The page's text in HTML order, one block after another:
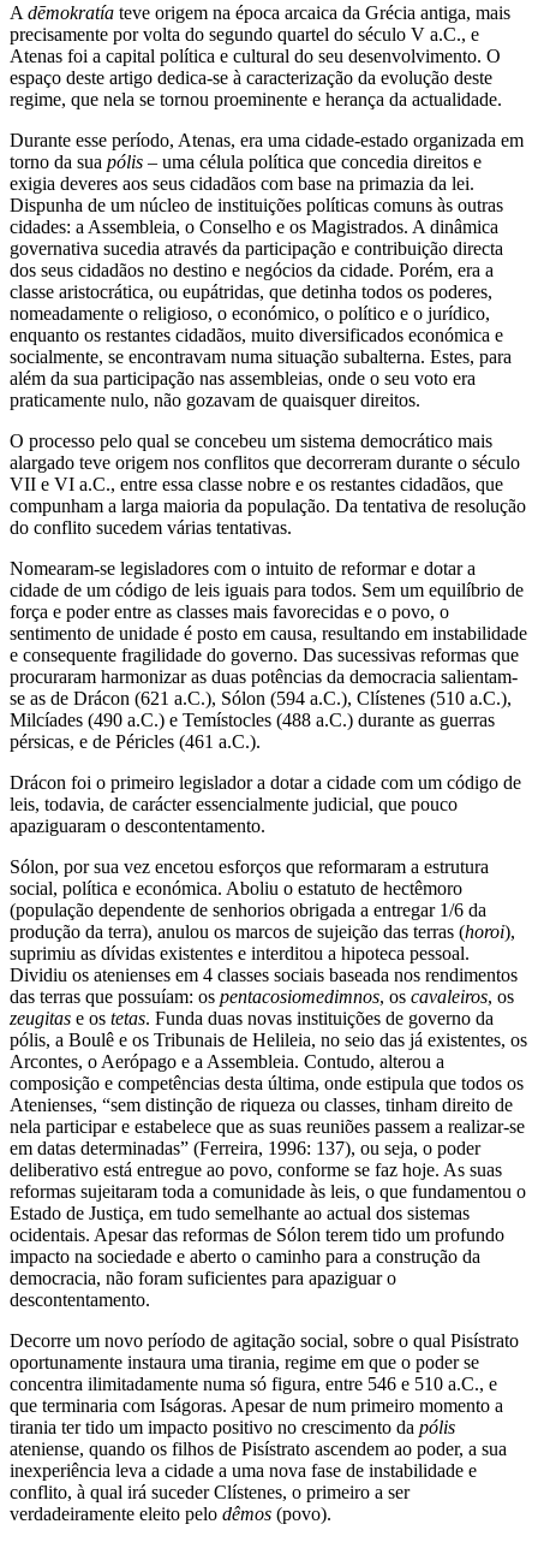
A dēmokratía teve origem na época arcaica da Grécia antiga, mais
precisamente por volta do segundo quartel do século V a.C., e
Atenas foi a capital política e cultural do seu desenvolvimento. O
espaço deste artigo dedica-se à caracterização da evolução deste
regime, que nela se tornou proeminente e herança da actualidade.
Durante esse período, Atenas, era uma cidade-estado organizada em
torno da sua pólis – uma célula política que concedia direitos e
exigia deveres aos seus cidadãos com base na primazia da lei.
Dispunha de um núcleo de instituições políticas comuns às outras
cidades: a Assembleia, o Conselho e os Magistrados. A dinâmica
governativa sucedia através da participação e contribuição directa
dos seus cidadãos no destino e negócios da cidade. Porém, era a
classe aristocrática, ou eupátridas, que detinha todos os poderes,
nomeadamente o religioso, o económico, o político e o jurídico,
enquanto os restantes cidadãos, muito diversificados económica e
socialmente, se encontravam numa situação subalterna. Estes, para
além da sua participação nas assembleias, onde o seu voto era
praticamente nulo, não gozavam de quaisquer direitos.
O processo pelo qual se concebeu um sistema democrático mais
alargado teve origem nos conflitos que decorreram durante o século
VII e VI a.C., entre essa classe nobre e os restantes cidadãos, que
compunham a larga maioria da população. Da tentativa de resolução
do conflito sucedem várias tentativas.
Nomearam-se legisladores com o intuito de reformar e dotar a
cidade de um código de leis iguais para todos. Sem um equilíbrio de
força e poder entre as classes mais favorecidas e o povo, o
sentimento de unidade é posto em causa, resultando em instabilidade
e consequente fragilidade do governo. Das sucessivas reformas que
procuraram harmonizar as duas potências da democracia salientam-
se as de Drácon (621 a.C.), Sólon (594 a.C.), Clístenes (510 a.C.),
Milcíades (490 a.C.) e Temístocles (488 a.C.) durante as guerras
pérsicas, e de Péricles (461 a.C.).
Drácon foi o primeiro legislador a dotar a cidade com um código de
leis, todavia, de carácter essencialmente judicial, que pouco
apaziguaram o descontentamento.
Sólon, por sua vez encetou esforços que reformaram a estrutura
social, política e económica. Aboliu o estatuto de hectêmoro
(população dependente de senhorios obrigada a entregar 1/6 da
produção da terra), anulou os marcos de sujeição das terras (horoi),
suprimiu as dívidas existentes e interditou a hipoteca pessoal.
Dividiu os atenienses em 4 classes sociais baseada nos rendimentos
das terras que possuíam: os pentacosiomedimnos, os cavaleiros, os
zeugitas e os tetas. Funda duas novas instituições de governo da
pólis, a Boulê e os Tribunais de Helileia, no seio das já existentes, os
Arcontes, o Aerópago e a Assembleia. Contudo, alterou a
composição e competências desta última, onde estipula que todos os
Atenienses, “sem distinção de riqueza ou classes, tinham direito de
nela participar e estabelece que as suas reuniões passem a realizar-se
em datas determinadas” (Ferreira, 1996: 137), ou seja, o poder
deliberativo está entregue ao povo, conforme se faz hoje. As suas
reformas sujeitaram toda a comunidade às leis, o que fundamentou o
Estado de Justiça, em tudo semelhante ao actual dos sistemas
ocidentais. Apesar das reformas de Sólon terem tido um profundo
impacto na sociedade e aberto o caminho para a construção da
democracia, não foram suficientes para apaziguar o
descontentamento.
Decorre um novo período de agitação social, sobre o qual Pisístrato
oportunamente instaura uma tirania, regime em que o poder se
concentra ilimitadamente numa só figura, entre 546 e 510 a.C., e
que terminaria com Iságoras. Apesar de num primeiro momento a
tirania ter tido um impacto positivo no crescimento da pólis
ateniense, quando os filhos de Pisístrato ascendem ao poder, a sua
inexperiência leva a cidade a uma nova fase de instabilidade e
conflito, à qual irá suceder Clístenes, o primeiro a ser
verdadeiramente eleito pelo dêmos (povo).